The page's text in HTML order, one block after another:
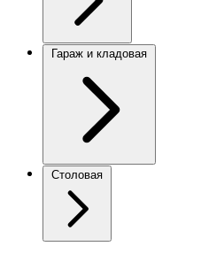
Гараж и кладовая
Столовая